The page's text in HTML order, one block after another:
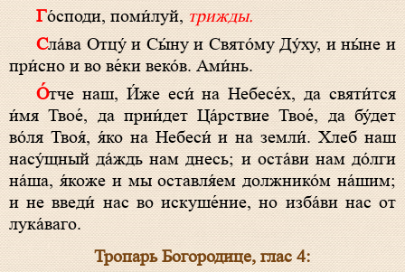
Го́споди, поми́луй,трижды.
Сла́ва Отцу́ и Сы́ну и Свято́му Ду́ху, и ны́не и
при́сно и во ве́ки веко́в. Ами́нь.
О́тче наш, И́же еси́ на Небесе́х, да святи́тся
и́мя Твое́, да прии́дет Ца́рствие Твое́, да бу́дет
во́ля Твоя́, я́ко на Небеси́ и на земли́. Хлеб наш
насу́щный да́ждь нам днесь; и оста́ви нам до́лги
на́ша, я́коже и мы оставля́ем должнико́м на́шим;
и не введи́ нас во искуше́ние, но изба́ви нас от
лука́ваго.
Тропарь Богородице, глас 4: